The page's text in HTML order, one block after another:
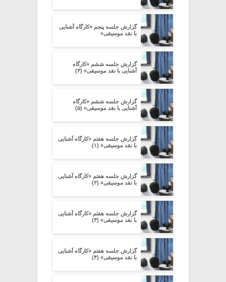
گزارش جلسه پنجم «کارگاه آشنایی
با نقد موسیقی»
گزارش جلسه ششم «کارگاه
آشنایی با نقد موسیقی» (۳)
گزارش جلسه ششم «کارگاه
آشنایی با نقد موسیقی» (۵)
گزارش جلسه هفتم «کارگاه آشنایی
با نقد موسیقی» (۱)
گزارش جلسه هفتم «کارگاه آشنایی
با نقد موسیقی» (۲)
گزارش جلسه هفتم «کارگاه آشنایی
با نقد موسیقی» (۳)
گزارش جلسه هفتم «کارگاه آشنایی
با نقد موسیقی» (۴)